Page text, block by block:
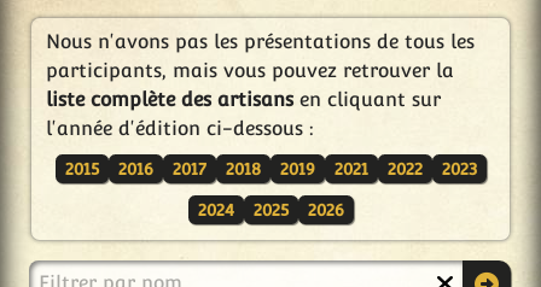
Nous n'avons pas les présentations de tous les
participants, mais vous pouvez retrouver la
liste complète des artisans en cliquant sur
l'année d'édition ci-dessous :
2015 2016 2017 2018 2019 2021 2022 2023
2024 2025 2026
Filtrer par nom